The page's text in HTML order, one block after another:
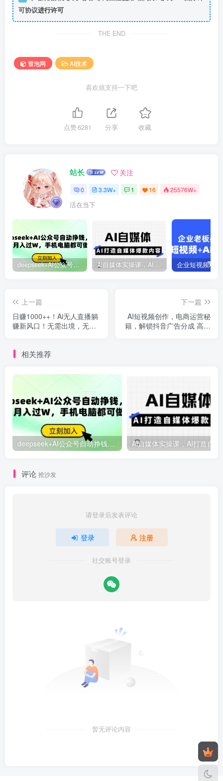
可协议进行许可
THE END
冒泡网 AI技术
喜欢就支持一下吧
点赞6281 分享 收藏
站长 关注
0 3.3W+ 1 16 25576W+
活在当下
deepseek+AI公众号自动挣钱，轻松月入过W，手机电脑都可做 Ai自媒体实操课，AI打造自媒体爆款内容
上一篇
日赚1000++！Ai无人直播躺
赚新风口！无需出境，无需
下一篇
AI短视频创作，电商运营秘
籍，解锁抖音广告分成 高清
相关推荐
deepseek+AI公众号自动挣钱，轻松月入过W，手机电脑都可做
评论 抢沙发
请登录后发表评论
登录 注册
社交账号登录
暂无评论内容